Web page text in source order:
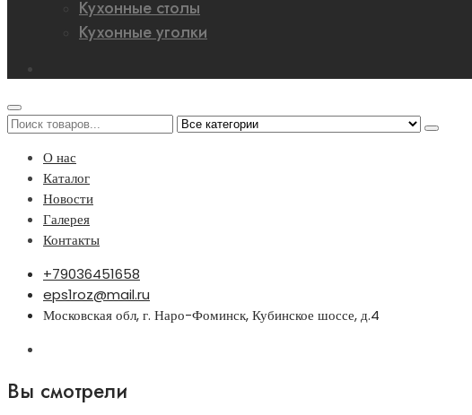
Кухонные столы
Кухонные уголки
О нас
Каталог
Новости
Галерея
Контакты
+79036451658
eps1roz@mail.ru
Московская обл, г. Наро-Фоминск, Кубинское шоссе, д.4
Вы смотрели